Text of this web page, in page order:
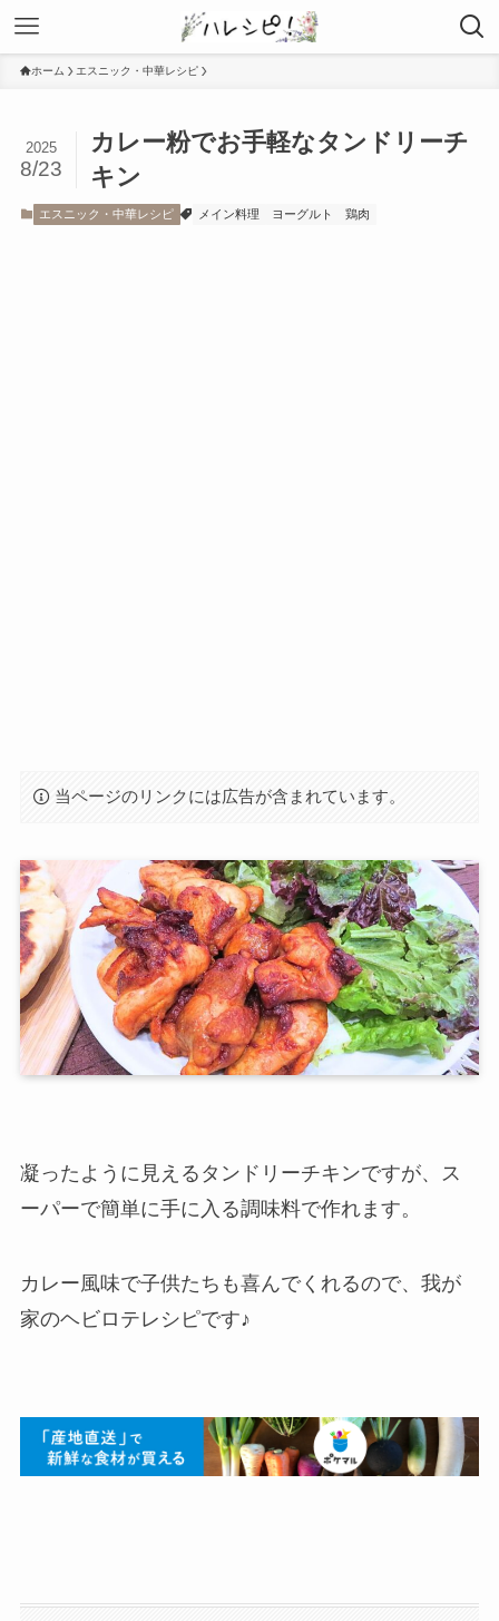
ホーム エスニック・中華レシピ
カレー粉でお手軽なタンドリーチ
キン
2025
8/23
エスニック・中華レシピ メイン料理 ヨーグルト 鶏肉
当ページのリンクには広告が含まれています。
凝ったように見えるタンドリーチキンですが、ス
ーパーで簡単に手に入る調味料で作れます。
カレー風味で子供たちも喜んでくれるので、我が
家のヘビロテレシピです♪